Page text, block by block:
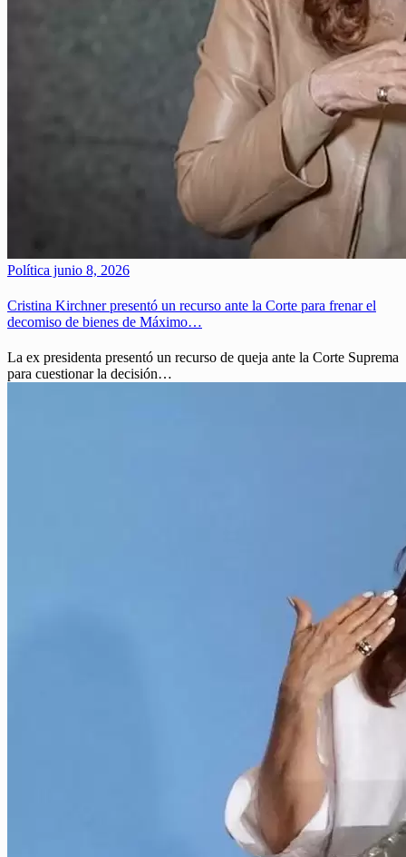
Política junio 8, 2026
Cristina Kirchner presentó un recurso ante la Corte para frenar el
decomiso de bienes de Máximo…
La ex presidenta presentó un recurso de queja ante la Corte Suprema
para cuestionar la decisión…